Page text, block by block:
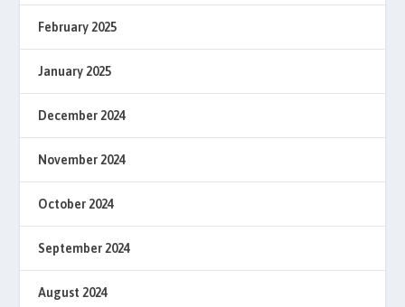
February 2025
January 2025
December 2024
November 2024
October 2024
September 2024
August 2024